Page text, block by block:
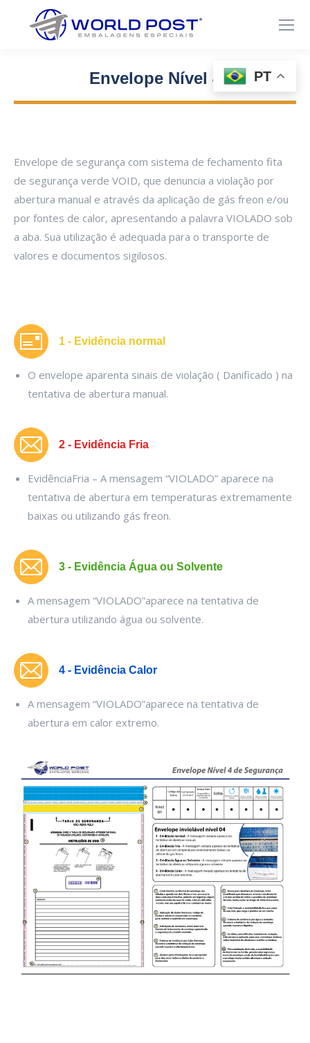
Envelope Nível 4
Você está aqui:
Envelope de segurança com sistema de fechamento fita
de segurança verde VOID, que denuncia a violação por
abertura manual e através da aplicação de gás freon e/ou
por fontes de calor, apresentando a palavra VIOLADO sob
a aba. Sua utilização é adequada para o transporte de
valores e documentos sigilosos.
1 - Evidência normal
O envelope aparenta sinais de violação ( Danificado ) na
tentativa de abertura manual.
2 - Evidência Fria
EvidênciaFria – A mensagem “VIOLADO” aparece na
tentativa de abertura em temperaturas extremamente
baixas ou utilizando gás freon.
3 - Evidência Água ou Solvente
A mensagem “VIOLADO”aparece na tentativa de
abertura utilizando água ou solvente.
4 - Evidência Calor
A mensagem “VIOLADO”aparece na tentativa de
abertura em calor extremo.
PT